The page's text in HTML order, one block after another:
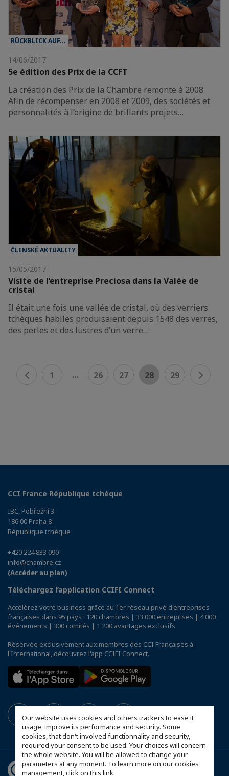
Our website uses cookies and others trackers to ease it
usage, improve its performance and security. Some
cookies, that don't involved functionnality and security,
required your consent to be used. Your choices will concern
the whole website. You will be allowed to change your
parameters at any moment. To learn more on our cookies
management,click on this link.
RÜCKBLICK AUF...
14/06/2017
5e édition des Prix de la CCFT
La création des Prix de la Chambre remonte à 2008.
Afin de récompenser en 2008 et 2009, des sociétés et
personnalités à l’origine de brillants projets…
ČLENSKÉ AKTUALITY
15/05/2017
Visite de l’entreprise Preciosa dans la Valée de
cristal
Il était une fois une vallée de cristal, où des verriers
tchèques habiles produisaient depuis 1548 des verres,
des perles et des lustres d’un verre…
1 ... 26 27 28 29
CCI France République tchèque
IBC, Pobřežní 3
186 00 Praha 8
République tchèque
+420 224 833 090
info@chambre.cz
(Accéder au plan)
Téléchargez l’application CCIFI Connect
Accélérez votre business grâce au 1er réseau privé d'entreprises
françaises dans 95 pays : 120 chambres | 33 000 entreprises | 4 000
événements | 300 comités | 1 200 avantages exclusifs
Réservée exclusivement aux membres des CCI Françaises à
l'International, découvrez l'app CCIFI Connect.